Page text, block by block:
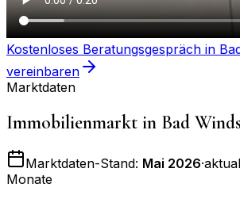
Kostenloses Beratungsgespräch in
vereinbaren
Marktdaten
Immobilienmarkt in Bad
Marktdaten-Stand: Mai 2026·
Monate